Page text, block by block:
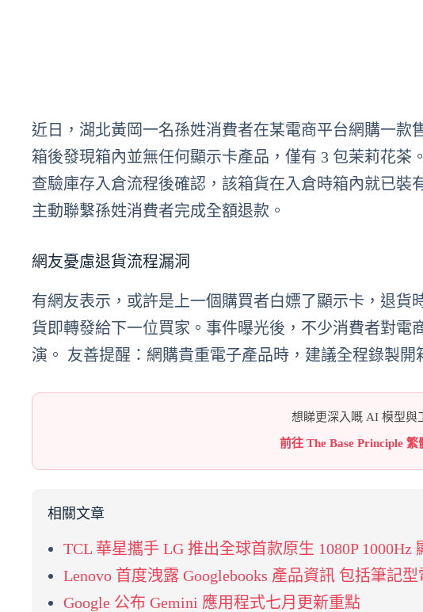
近日，湖北黃岡一名孫姓消費者在某電商平台網購一款
箱後發現箱內並無任何顯示卡產品，僅有 3 包茉莉花
查驗庫存入倉流程後確認，該箱貨在入倉時箱內就已
主動聯繫孫姓消費者完成全額退款。
網友憂慮退貨流程漏洞
有網友表示，或許是上一個購買者白嫖了顯示卡，退
貨即轉發給下一位買家。事件曝光後，不少消費者對
演。 友善提醒：網購貴重電子產品時，建議全程錄製
想睇更深入嘅 AI 模型與
前往 The Base Principle
相關文章
TCL 華星攜手 LG 推出全球首款原生 1080P
Lenovo 首度洩露 Googlebooks 產品資訊 包括筆記
Google 公布 Gemini 應用程式七月更新重點